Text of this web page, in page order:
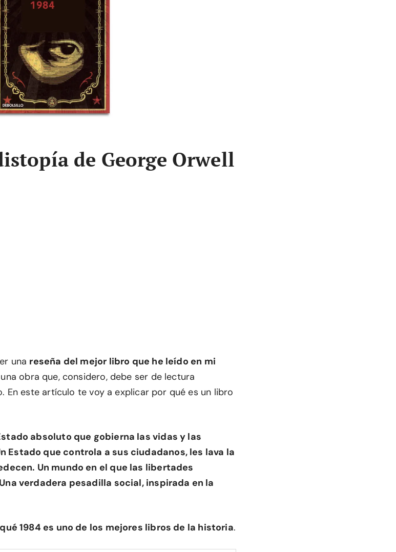
de George Orwell
una reseña del mejor libro que he leído en mi
obra que, considero, debe ser de lectura
En este artículo te voy a explicar por qué es un libro
absoluto que gobierna las vidas y las
Estado que controla a sus ciudadanos, les lava la
Un mundo en el que las libertades
verdadera pesadilla social, inspirada en la
1984 es uno de los mejores libros de la historia.